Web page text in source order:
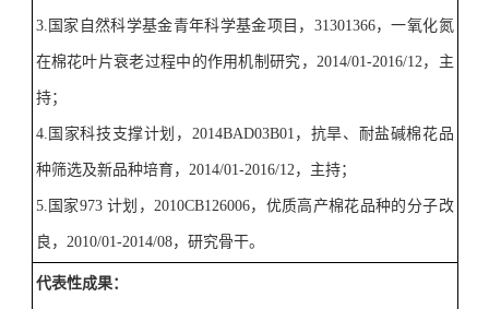
3. 国家自然科学基金青年科学基金项目， 31301366，一氧化氮
在棉花叶片衰老过程中的作用机制研究， 2014/01-2016/12 ，主
持；
4. 国家科技支撑计划， 2014BAD03B01 ，抗旱、耐盐碱棉花品
种筛选及新品种培育， 2014/01-2016/12 ，主持；
5. 国家973 计划， 2010CB126006，优质高产棉花品种的分子改
良， 2010/01-2014/08，研究骨干。
代表性成果：